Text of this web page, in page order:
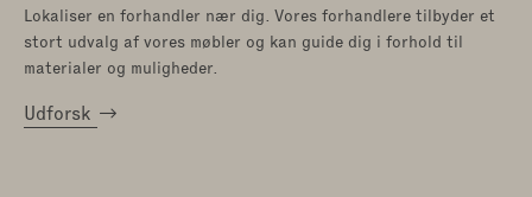
Lokaliser en forhandler nær dig. Vores forhandlere tilbyder et
stort udvalg af vores møbler og kan guide dig i forhold til
materialer og muligheder.
Udforsk